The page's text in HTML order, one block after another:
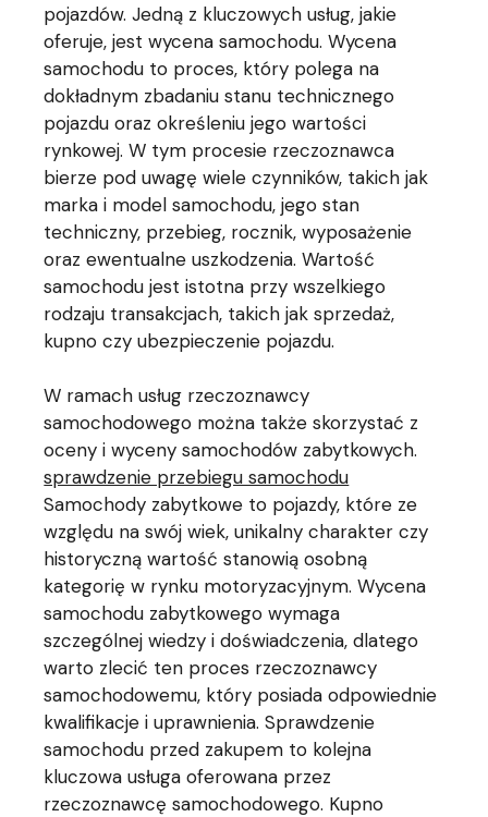
pojazdów. Jedną z kluczowych usług, jakie
oferuje, jest wycena samochodu. Wycena
samochodu to proces, który polega na
dokładnym zbadaniu stanu technicznego
pojazdu oraz określeniu jego wartości
rynkowej. W tym procesie rzeczoznawca
bierze pod uwagę wiele czynników, takich jak
marka i model samochodu, jego stan
techniczny, przebieg, rocznik, wyposażenie
oraz ewentualne uszkodzenia. Wartość
samochodu jest istotna przy wszelkiego
rodzaju transakcjach, takich jak sprzedaż,
kupno czy ubezpieczenie pojazdu.
W ramach usług rzeczoznawcy
samochodowego można także skorzystać z
oceny i wyceny samochodów zabytkowych.
sprawdzenie przebiegu samochodu
Samochody zabytkowe to pojazdy, które ze
względu na swój wiek, unikalny charakter czy
historyczną wartość stanowią osobną
kategorię w rynku motoryzacyjnym. Wycena
samochodu zabytkowego wymaga
szczególnej wiedzy i doświadczenia, dlatego
warto zlecić ten proces rzeczoznawcy
samochodowemu, który posiada odpowiednie
kwalifikacje i uprawnienia. Sprawdzenie
samochodu przed zakupem to kolejna
kluczowa usługa oferowana przez
rzeczoznawcę samochodowego. Kupno